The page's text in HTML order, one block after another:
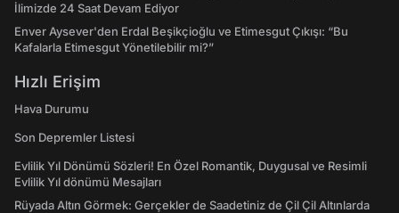
İlimizde 24 Saat Devam Ediyor
Enver Aysever'den Erdal Beşikçioğlu ve Etimesgut Çıkışı: “Bu
Kafalarla Etimesgut Yönetilebilir mi?”
Hızlı Erişim
Hava Durumu
Son Depremler Listesi
Evlilik Yıl Dönümü Sözleri! En Özel Romantik, Duygusal ve Resimli
Evlilik Yıl dönümü Mesajları
Rüyada Altın Görmek: Gerçekler de Saadetiniz de Çil Çil Altınlarda